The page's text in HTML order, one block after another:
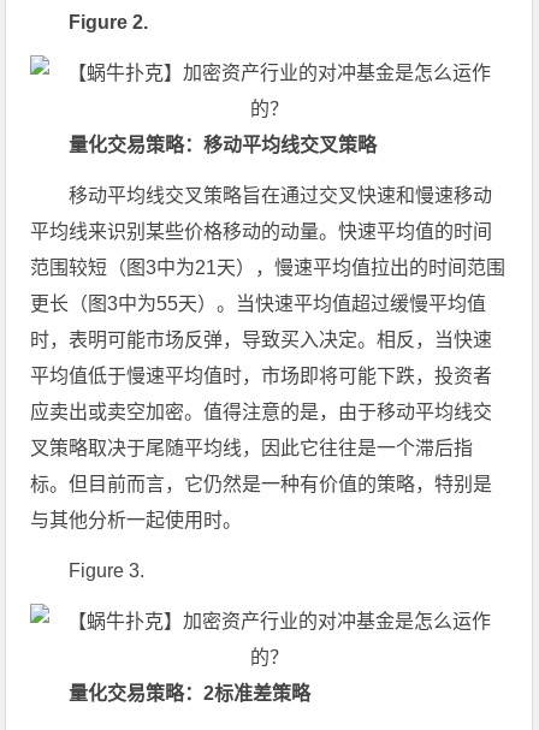
Figure 2.
量化交易策略：移动平均线交叉策略
移动平均线交叉策略旨在通过交叉快速和慢速移动
平均线来识别某些价格移动的动量。快速平均值的时间
范围较短（图3中为21天），慢速平均值拉出的时间范围
更长（图3中为55天）。当快速平均值超过缓慢平均值
时，表明可能市场反弹，导致买入决定。相反，当快速
平均值低于慢速平均值时，市场即将可能下跌，投资者
应卖出或卖空加密。值得注意的是，由于移动平均线交
叉策略取决于尾随平均线，因此它往往是一个滞后指
标。但目前而言，它仍然是一种有价值的策略，特别是
与其他分析一起使用时。
Figure 3.
量化交易策略：2标准差策略